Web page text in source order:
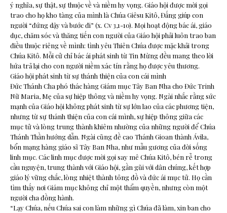
ý nghĩa, sự thật, sự thuộc về và niềm hy vọng. Giáo hội được mời gọi
trao cho họ kho tàng của mình là Chúa Giêsu Kitô, Đấng giúp con
người “đứng dậy và bước đi” (x. Cv 3,1-10). Mọi hoạt động bác ái, giáo
dục, chăm sóc và thăng tiến con người của Giáo hội phải luôn trao ban
điều thuộc riêng về mình: tình yêu Thiên Chúa được mặc khải trong
Chúa Kitô. Mỗi cử chỉ bác ái phát sinh từ Tin Mừng đều mang theo lời
hứa trả lại cho con người niềm xác tín rằng họ được yêu thương.
Giáo hội phát sinh từ sự thánh thiện của con cái mình
Đức Thánh Cha phó thác hàng Giám mục Tây Ban Nha cho Đức Trinh
Nữ Maria, Mẹ của sự hiệp thông và niềm hy vọng. Ngài nhắc rằng sức
mạnh của Giáo hội không phát sinh từ sự lớn lao của các phương tiện,
nhưng từ sự thánh thiện của con cái mình, sự hiệp thông giữa các
mục tử và lòng trung thành khiêm nhường của những người để Chúa
Thánh Thần hướng dẫn. Ngài cũng đề cao Thánh Gioan thành Ávila,
bổn mạng hàng giáo sĩ Tây Ban Nha, như mẫu gương của đời sống
linh mục. Các linh mục được mời gọi say mê Chúa Kitô, bén rễ trong
cầu nguyện, trung thành với Giáo hội, gần gũi với dân chúng, kết hợp
giáo lý vững chắc, lòng nhiệt thành tông đồ và đức ái mục tử. Họ cần
tìm thấy nơi Giám mục không chỉ một thẩm quyền, nhưng còn một
người cha đồng hành.
“Lạy Chúa, nếu Chúa sai con làm những gì Chúa đã làm, xin ban cho